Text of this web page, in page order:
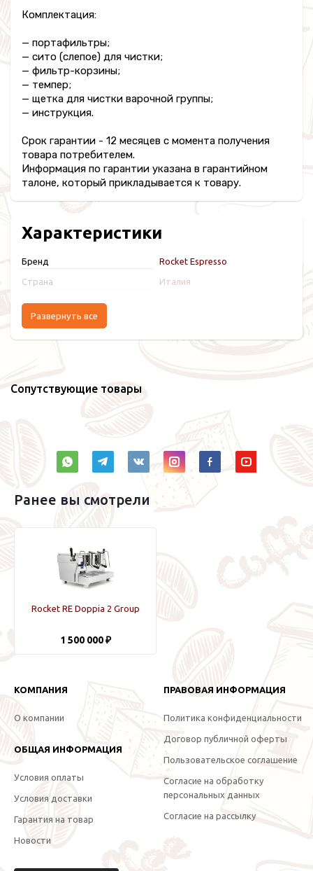
Комплектация:
— портафильтры;
— сито (слепое) для чистки;
— фильтр-корзины;
— темпер;
— щетка для чистки варочной группы;
— инструкция.
Срок гарантии - 12 месяцев с момента получения
товара потребителем.
Информация по гарантии указана в гарантийном
талоне, который прикладывается к товару.
Характеристики
Бренд Rocket Espresso
Страна Италия
Развернуть все
Сопутствующие товары
Ранее вы смотрели
Rocket RE Doppia 2 Group
1 500 000 ₽
КОМПАНИЯ
О компании
ОБЩАЯ ИНФОРМАЦИЯ
Условия оплаты
Условия доставки
Гарантия на товар
Новости
ПРАВОВАЯ ИНФОРМАЦИЯ
Политика конфиденциальности
Договор публичной оферты
Пользовательское соглашение
Согласие на обработку
персональных данных
Согласие на рассылку